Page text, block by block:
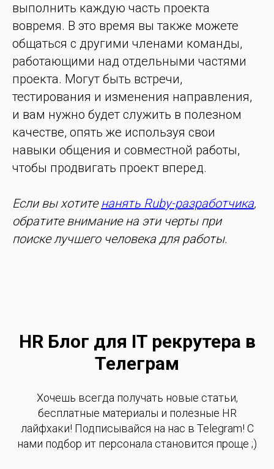
выполнить каждую часть проекта
вовремя. В это время вы также можете
общаться с другими членами команды,
работающими над отдельными частями
проекта. Могут быть встречи,
тестирования и изменения направления,
и вам нужно будет служить в полезном
качестве, опять же используя свои
навыки общения и совместной работы,
чтобы продвигать проект вперед.
Если вы хотитенанять Ruby-разработчика,
обратите внимание на эти черты при
поиске лучшего человека для работы.
HR Блог для IT рекрутера в
Телеграм
Хочешь всегда получать новые статьи,
бесплатные материалы и полезные HR
лайфхаки! Подписывайся на нас в Telegram! С
нами подбор ит персонала становится проще ;)